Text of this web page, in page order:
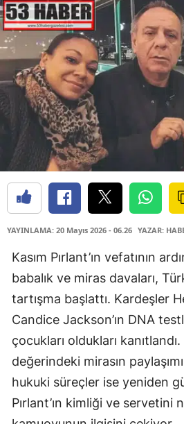
YAYINLAMA: 20 Mayıs 2026 - 06.26 YAZAR:
Kasım Pırlant’ın vefatının
babalık ve miras davaları,
tartışma başlattı. Kardeşler
Candice Jackson’ın DNA
çocukları oldukları
değerindeki mirasın
hukuki süreçler ise yeniden
Pırlant’ın kimliği ve servetini